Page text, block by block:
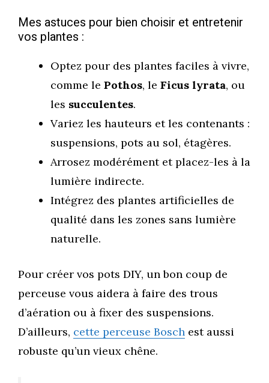
Mes astuces pour bien choisir et entretenir
vos plantes :
Optez pour des plantes faciles à vivre,
comme le Pothos, le Ficus lyrata, ou
les succulentes.
Variez les hauteurs et les contenants :
suspensions, pots au sol, étagères.
Arrosez modérément et placez-les à la
lumière indirecte.
Intégrez des plantes artificielles de
qualité dans les zones sans lumière
naturelle.
Pour créer vos pots DIY, un bon coup de
perceuse vous aidera à faire des trous
d’aération ou à fixer des suspensions.
D’ailleurs, cette perceuse Bosch est aussi
robuste qu’un vieux chêne.